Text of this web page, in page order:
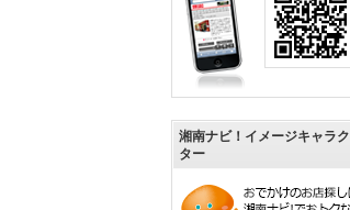
湘南ナビ！イメージキャラク
ター